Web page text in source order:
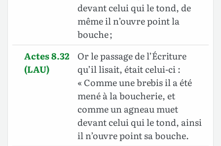
devant celui qui le tond, de
même il n’ouvre point la
bouche ;
Actes 8.32
(LAU)
Or le passage de l’Écriture
qu’il lisait, était celui-ci :
« Comme une brebis il a été
mené à la boucherie, et
comme un agneau muet
devant celui qui le tond, ainsi
il n’ouvre point sa bouche.